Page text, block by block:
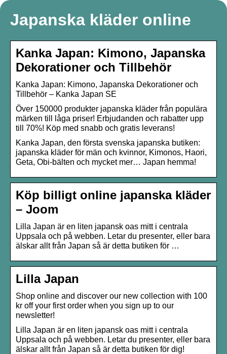
Japanska kläder online
Kanka Japan: Kimono, Japanska
Dekorationer och Tillbehör
Kanka Japan: Kimono, Japanska Dekorationer och
Tillbehör – Kanka Japan SE
Över 150000 produkter japanska kläder från populära
märken till låga priser! Erbjudanden och rabatter upp
till 70%! Köp med snabb och gratis leverans!
Kanka Japan, den första svenska japanska butiken:
japanska kläder för män och kvinnor, Kimonos, Haori,
Geta, Obi-bälten och mycket mer… Japan hemma!
Köp billigt online japanska kläder
– Joom
Lilla Japan är en liten japansk oas mitt i centrala
Uppsala och på webben. Letar du presenter, eller bara
älskar allt från Japan så är detta butiken för …
Lilla Japan
Shop online and discover our new collection with 100
kr off your first order when you sign up to our
newsletter!
Lilla Japan är en liten japansk oas mitt i centrala
Uppsala och på webben. Letar du presenter, eller bara
älskar allt från Japan så är detta butiken för dig!